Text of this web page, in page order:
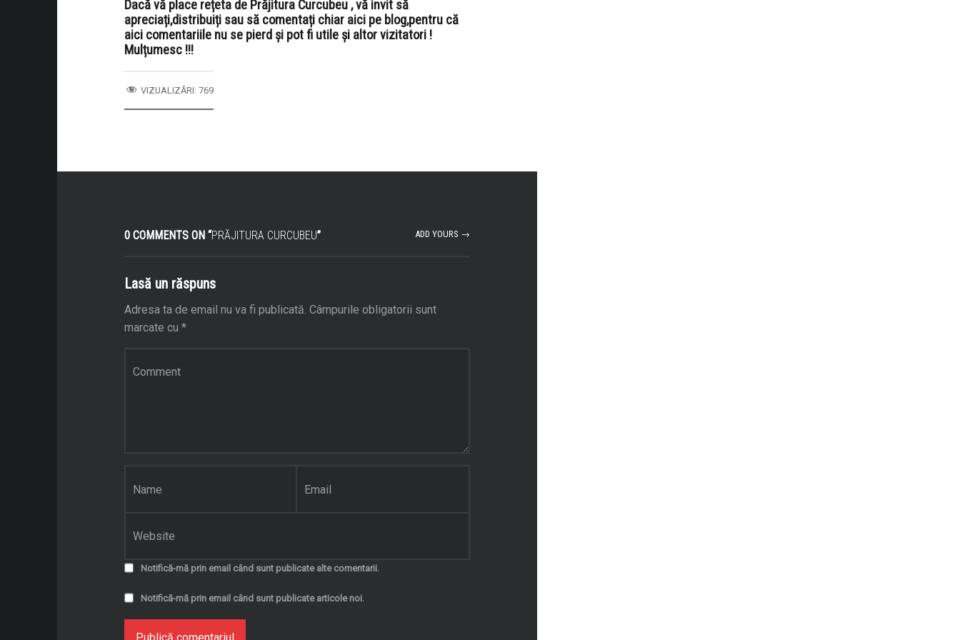
Dacă vă place rețeta de Prăjitura Curcubeu , vă invit să
apreciați,distribuiți sau să comentați chiar aici pe blog,pentru că
aici comentariile nu se pierd și pot fi utile și altor vizitatori !
Mulțumesc !!!
VIZUALIZĂRI:769
0 COMMENTS ON “PRĂJITURA CURCUBEU” ADD YOURS →
Lasă un răspuns
Adresa ta de email nu va fi publicată. Câmpurile obligatorii sunt
marcate cu*
Notifică-mă prin email când sunt publicate alte comentarii.
Notifică-mă prin email când sunt publicate articole noi.